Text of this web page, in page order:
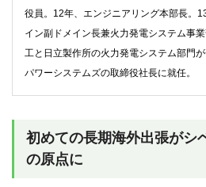
役員。12年、エンジニアリング本部長。
イン副ドメイン長兼火力発電システム事
工と日立製作所の火力発電システム部門
パワーシステムズの取締役社長に就任。
初めての長期海外出張がシ
の原点に